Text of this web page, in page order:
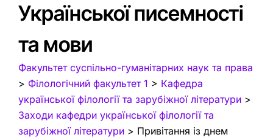
Української писемності
та мови
Факультет суспільно-гуманітарних наук та права
> Філологічний факультет 1 > Кафедра
української філології та зарубіжної літератури >
Заходи кафедри української філології та
зарубіжної літератури > Привітання із днем